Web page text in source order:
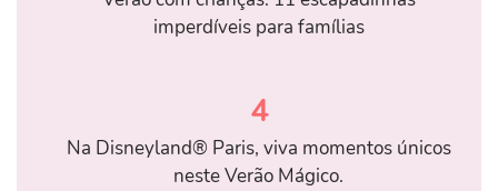
imperdíveis para famílias
4
Na Disneyland® Paris, viva momentos únicos
neste Verão Mágico.